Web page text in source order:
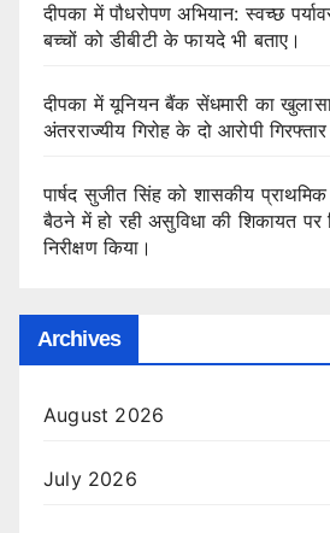
दीपका में पौधरोपण अभियान: स्वच्छ
बच्चों को डीबीटी के फायदे भी बताए।
दीपका में यूनियन बैंक सेंधमारी का
अंतरराज्यीय गिरोह के दो आरोपी
पार्षद सुजीत सिंह को शासकीय प्राथमिक
बैठने में हो रही असुविधा की शिकायत पर
निरीक्षण किया।
Archives
August 2026
July 2026